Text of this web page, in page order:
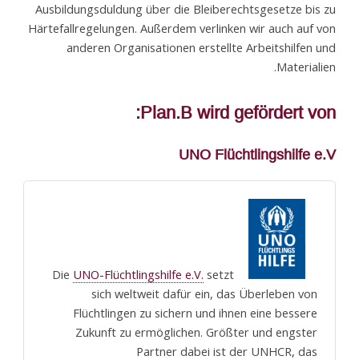
Ausbildungsduldung über die Bleiberechtsgesetze bis zu
Härtefallregelungen. Außerdem verlinken wir auch auf von
anderen Organisationen erstellte Arbeitshilfen und
Materialien.
Plan.B wird gefördert von:
UNO Flüchtlingshilfe e.V
Die
UNO-Flüchtlingshilfe e.V. setzt
sich weltweit dafür ein, das Überleben von
Flüchtlingen zu sichern und ihnen eine bessere
Zukunft zu ermöglichen. Größter und engster
Partner dabei ist der UNHCR, das